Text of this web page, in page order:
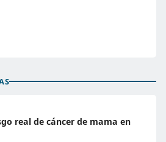
real de cáncer de mama en